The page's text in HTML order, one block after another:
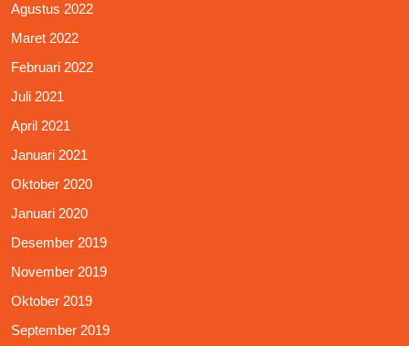
Agustus 2022
Maret 2022
Februari 2022
Juli 2021
April 2021
Januari 2021
Oktober 2020
Januari 2020
Desember 2019
November 2019
Oktober 2019
September 2019